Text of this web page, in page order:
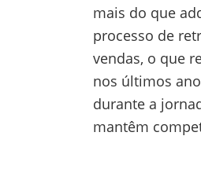
mais do que
processo de
vendas, o que
nos últimos
durante a
mantêm